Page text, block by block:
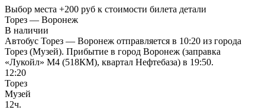
Выбор места +200 руб к стоимости билета детали
Торез — Воронеж
В наличии
Автобус Торез — Воронеж отправляется в 10:20 из города
Торез (Музей). Прибытие в город Воронеж (заправка
«Лукойл» М4 (518КМ), квартал Нефтебаза) в 19:50.
12:20
Торез
Музей
12ч.